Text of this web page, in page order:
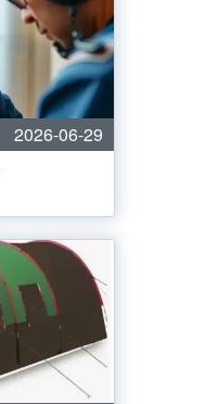
2026-06-29